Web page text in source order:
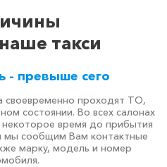
такси
- превыше сего
своевременно проходят ТО,
состоянии. Во всех салонах
время до прибытия
мы сообщим Вам контактные
марку, модель и номер